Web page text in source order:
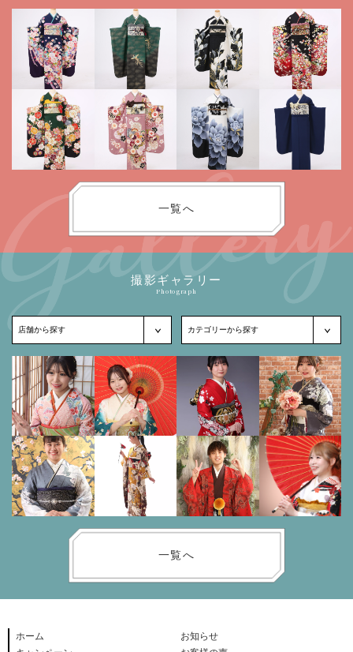
一覧へ
撮影ギャラリー
Photograph
一覧へ
ホーム
お知らせ